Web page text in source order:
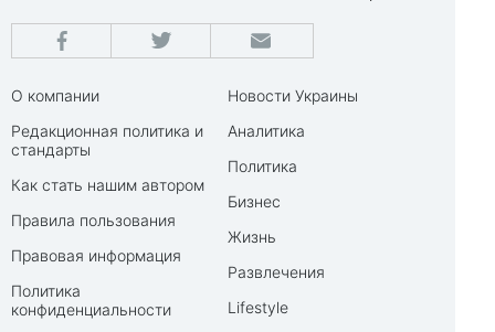
О компании
Редакционная политика и
стандарты
Как стать нашим автором
Правила пользования
Правовая информация
Политика
конфиденциальности
Новости Украины
Аналитика
Политика
Бизнес
Жизнь
Развлечения
Lifestyle